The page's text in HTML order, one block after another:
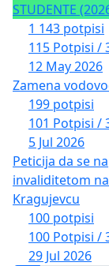
STUDENTE
1 143 potpisi
115 Potpisi /
12 May 2026
Zamena
199 potpisi
101 Potpisi /
5 Jul 2026
Peticija da se
invaliditetom
Kragujevcu
100 potpisi
100 Potpisi /
29 Jul 2026